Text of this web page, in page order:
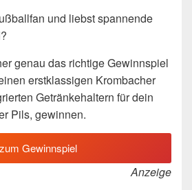
und liebst spannende
genau das richtige Gewinnspiel
erstklassigen Krombacher
Getränkehaltern für dein
Pils, gewinnen.
zum Gewinnspiel
Anzeige